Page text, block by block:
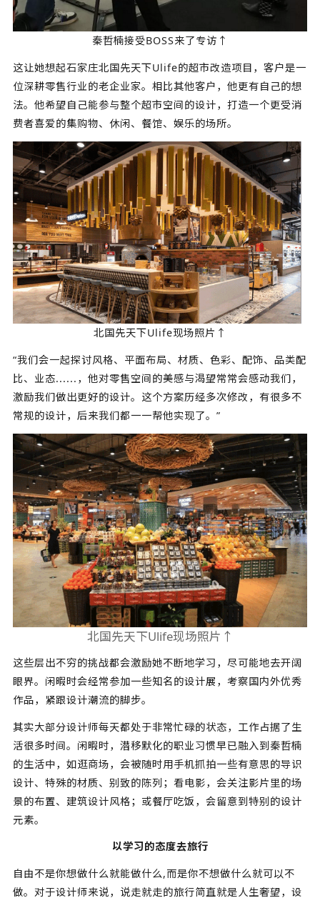
秦哲楠接受BOSS来了专访↑
这让她想起石家庄北国先天下Ulife的超市改造项目，客户是一
位深耕零售行业的老企业家。相比其他客户，他更有自己的想
法。他希望自己能参与整个超市空间的设计，打造一个更受消
费者喜爱的集购物、休闲、餐馆、娱乐的场所。
北国先天下Ulife现场照片↑
“我们会一起探讨风格、平面布局、材质、色彩、配饰、品类配
比、业态......，他对零售空间的美感与渴望常常会感动我们，
激励我们做出更好的设计。这个方案历经多次修改，有很多不
常规的设计，后来我们都一一帮他实现了。”
北国先天下Ulife现场照片↑
这些层出不穷的挑战都会激励她不断地学习，尽可能地去开阔
眼界。闲暇时会经常参加一些知名的设计展，考察国内外优秀
作品，紧跟设计潮流的脚步。
其实大部分设计师每天都处于非常忙碌的状态，工作占据了生
活很多时间。闲暇时，潜移默化的职业习惯早已融入到秦哲楠
的生活中，如逛商场，会被随时用手机抓拍一些有意思的导识
设计、特殊的材质、别致的陈列；看电影，会关注影片里的场
景的布置、建筑设计风格；或餐厅吃饭，会留意到特别的设计
元素。
以学习的态度去旅行
自由不是你想做什么就能做什么,而是你不想做什么就可以不
做。 对于设计师来说，说走就走的旅行简直就是人生奢望，设